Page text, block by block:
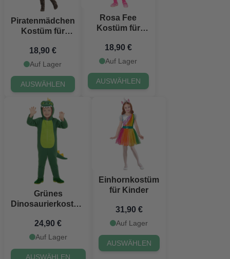
Piratenmädchen
Kostüm für
18,90 €
Auf Lager
AUSWÄHLEN
Rosa Fee
Kostüm für
18,90 €
Auf Lager
AUSWÄHLEN
Grünes
Dinosaurierkostüm
24,90 €
Auf Lager
AUSWÄHLEN
Einhornkostüm
für Kinder
31,90 €
Auf Lager
AUSWÄHLEN